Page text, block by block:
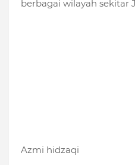
berbagai wilayah sekitar
Azmi hidzaqi